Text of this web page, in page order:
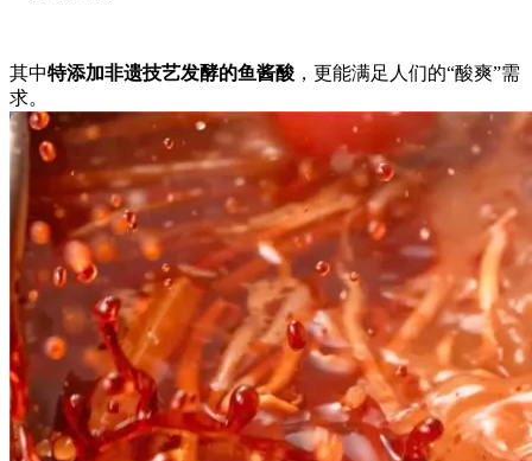
其中特添加非遗技艺发酵的鱼酱酸 ，更能满足人们的“酸爽”需
求。